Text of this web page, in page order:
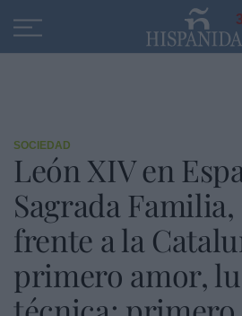
SOCIEDAD
León XIV en
Sagrada
frente a la
primero amor,